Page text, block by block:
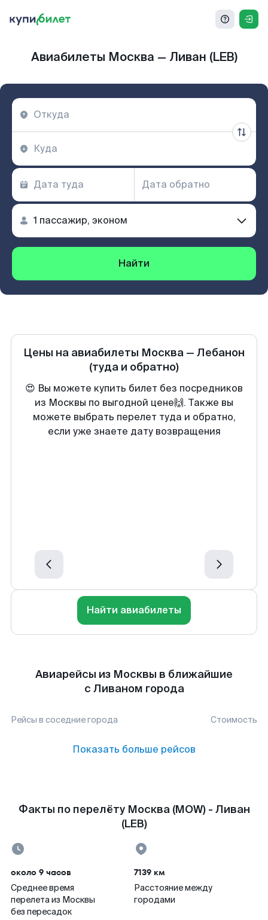
Авиабилеты Москва — Ливан (LEB)
Найти
Цены на авиабилеты Москва — Лебанон
(туда и обратно)
😍 Вы можете купить билет без посредников
из Москвы по выгодной цене🙌. Также вы
можете выбрать перелет туда и обратно,
если уже знаете дату возвращения
Найти авиабилеты
Авиарейсы из Москвы в ближайшие
с Ливаном города
Рейсы в соседние города Стоимость
Показать больше рейсов
Факты по перелёту Москва (MOW) - Ливан
(LEB)
около 9 часов
Среднее время
перелета из Москвы
без пересадок
7139 км
Расстояние между
городами